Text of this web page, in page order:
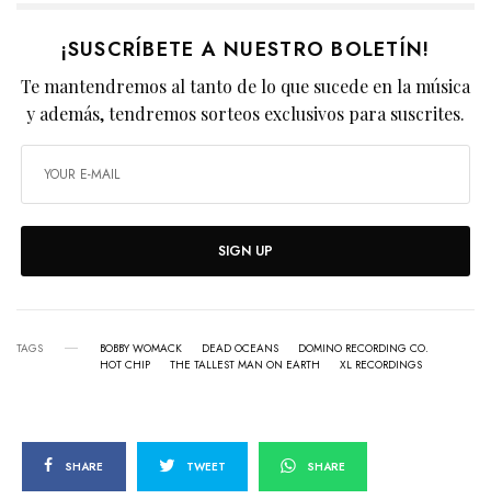
¡SUSCRÍBETE A NUESTRO BOLETÍN!
Te mantendremos al tanto de lo que sucede en la música
y además, tendremos sorteos exclusivos para suscrites.
SIGN UP
TAGS BOBBY WOMACK DEAD OCEANS
DOMINO RECORDING CO.
HOT CHIP
THE TALLEST MAN ON EARTH XL RECORDINGS
SHARE TWEET SHARE